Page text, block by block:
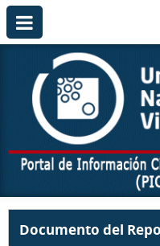
Documento del